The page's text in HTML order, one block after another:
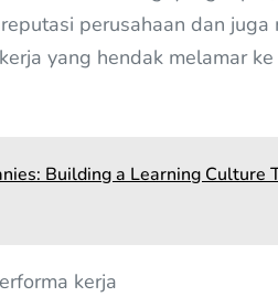
perusahaan dan juga
yang hendak melamar
Building a Learning Culture
kerja